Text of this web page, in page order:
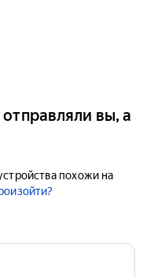
вы, а
похожи на